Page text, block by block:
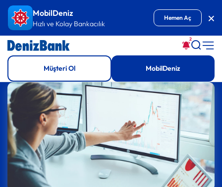
İçeriğe GitMobilDeniz
Hızlı ve Kolay Bankacılık
Hemen Aç
2
Müşteri Ol MobilDeniz